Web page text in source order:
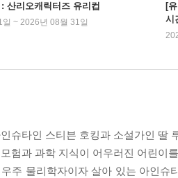
산리오캐릭터즈 유리컵
~ 2026년 08월 31일
[
시
슈타인 스티븐 호킹과 소설가인 딸
험과 과학 지식이 어우러진 어린이
주 물리학자이자 살아 있는 아인슈